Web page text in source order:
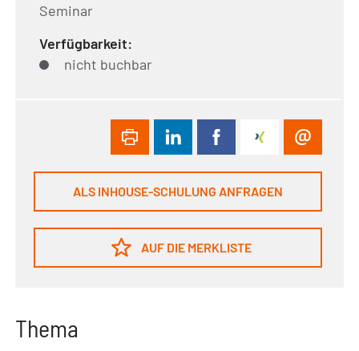
Seminar
Verfügbarkeit:
nicht buchbar
ALS INHOUSE-SCHULUNG ANFRAGEN
AUF DIE MERKLISTE
Thema